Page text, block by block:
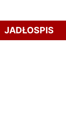
JADŁOSPIS